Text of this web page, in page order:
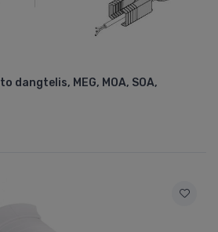
dangtelis, MEG, MOA, SOA,